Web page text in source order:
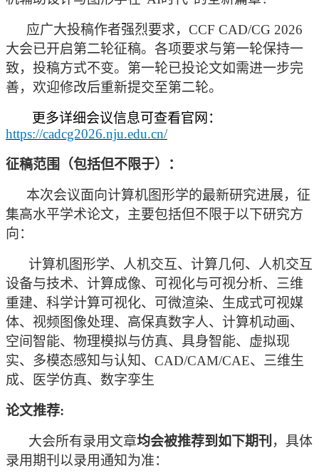
应广大投稿作者强烈要求， CCF CAD/CG 2026
大会已开启第二轮征稿。各项要求与第一轮保持一
致，投稿方式不变。第一轮已投论文如需进一步完
善，欢迎修改后重新提交至第二轮。
更多详细会议信息可查看官网：
https://cadcg2026.nju.edu.cn/
征稿范围（包括但不限于）：
本次会议面向计算机图形学的最新研究进展，征
集高水平学术论文，主要包括但不限于以下研究方
向：
计算机图形学、人机交互、计算几何、人机交互
设备与技术、计算成像、可视化与可视分析、三维
重建、科学计算可视化、可微渲染、生成式可视媒
体、视频图像处理、高保真数字人、计算机动画、
空间智能、物理模拟与仿真、具身智能、虚拟现
实、多模态感知与认知、 CAD/CAM/CAE、三维生
成、医学仿真、数字孪生
论文推荐:
大会所有录用文章均会被推荐到如下期刊 ，具体
录用期刊以录用通知为准：